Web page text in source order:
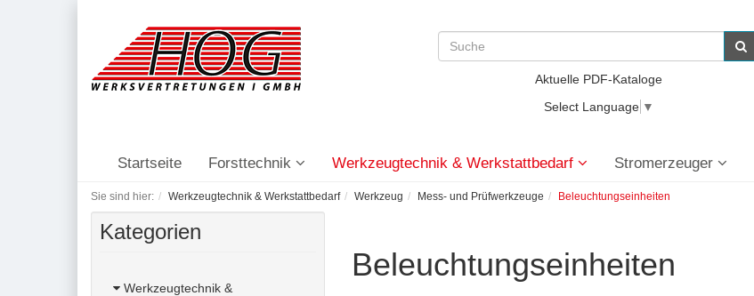
Aktuelle PDF-Kataloge
Select Language ▼
Startseite Forsttechnik Werkzeugtechnik & Werkstattbedarf Stromerzeuger
Sie sind hier: Werkzeugtechnik & Werkstattbedarf Werkzeug Mess- und Prüfwerkzeuge Beleuchtungseinheiten
Kategorien
Werkzeugtechnik &
Beleuchtungseinheiten